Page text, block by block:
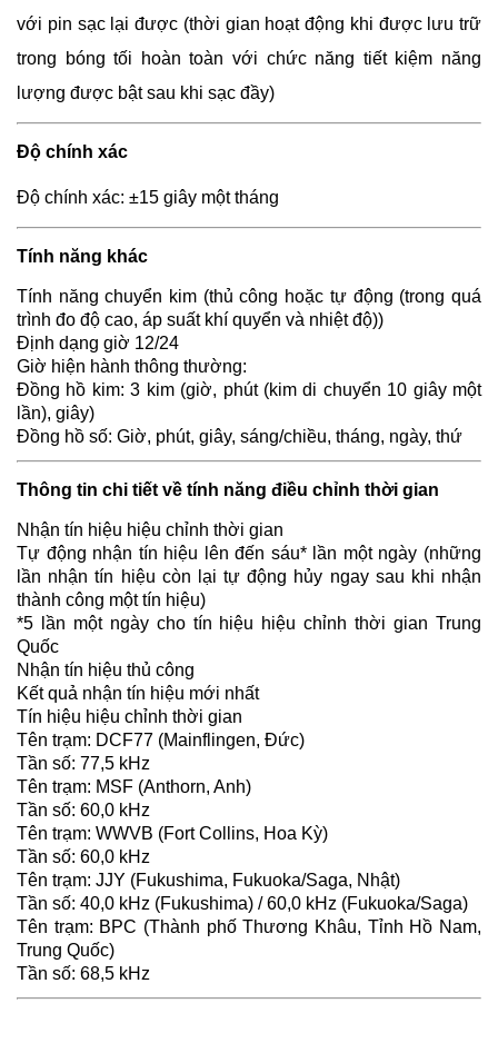
với pin sạc lại được (thời gian hoạt động khi được lưu trữ
trong bóng tối hoàn toàn với chức năng tiết kiệm năng
lượng được bật sau khi sạc đầy)
Độ chính xác
Độ chính xác: ±15 giây một tháng
Tính năng khác
Tính năng chuyển kim (thủ công hoặc tự động (trong quá
trình đo độ cao, áp suất khí quyển và nhiệt độ))
Định dạng giờ 12/24
Giờ hiện hành thông thường:
Đồng hồ kim: 3 kim (giờ, phút (kim di chuyển 10 giây một
lần), giây)
Đồng hồ số: Giờ, phút, giây, sáng/chiều, tháng, ngày, thứ
Thông tin chi tiết về tính năng điều chỉnh thời gian
Nhận tín hiệu hiệu chỉnh thời gian
Tự động nhận tín hiệu lên đến sáu* lần một ngày (những
lần nhận tín hiệu còn lại tự động hủy ngay sau khi nhận
thành công một tín hiệu)
*5 lần một ngày cho tín hiệu hiệu chỉnh thời gian Trung
Quốc
Nhận tín hiệu thủ công
Kết quả nhận tín hiệu mới nhất
Tín hiệu hiệu chỉnh thời gian
Tên trạm: DCF77 (Mainflingen, Đức)
Tần số: 77,5 kHz
Tên trạm: MSF (Anthorn, Anh)
Tần số: 60,0 kHz
Tên trạm: WWVB (Fort Collins, Hoa Kỳ)
Tần số: 60,0 kHz
Tên trạm: JJY (Fukushima, Fukuoka/Saga, Nhật)
Tần số: 40,0 kHz (Fukushima) / 60,0 kHz (Fukuoka/Saga)
Tên trạm: BPC (Thành phố Thương Khâu, Tỉnh Hồ Nam,
Trung Quốc)
Tần số: 68,5 kHz